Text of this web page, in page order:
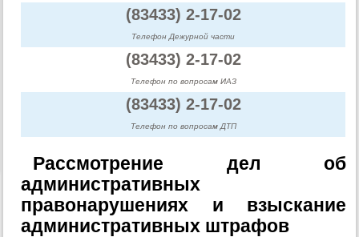
(83433) 2-17-02
Телефон Дежурной части
(83433) 2-17-02
Телефон по вопросам ИАЗ
(83433) 2-17-02
Телефон по вопросам ДТП
Рассмотрение дел об
административных
правонарушениях и взыскание
административных штрафов